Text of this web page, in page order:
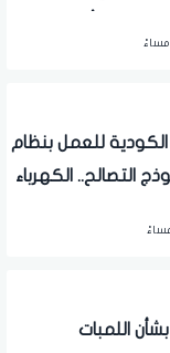
للعمل بنظام
التصالح.. الكهرباء
اللمبات